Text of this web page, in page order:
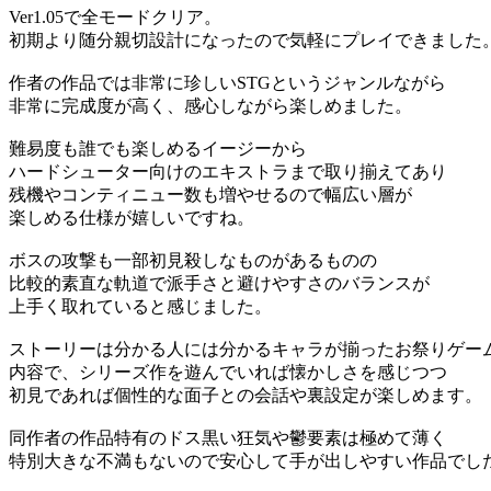
Ver1.05で全モードクリア。
初期より随分親切設計になったので気軽にプレイできました。
作者の作品では非常に珍しいSTGというジャンルながら
非常に完成度が高く、感心しながら楽しめました。
難易度も誰でも楽しめるイージーから
ハードシューター向けのエキストラまで取り揃えてあり
残機やコンティニュー数も増やせるので幅広い層が
楽しめる仕様が嬉しいですね。
ボスの攻撃も一部初見殺しなものがあるものの
比較的素直な軌道で派手さと避けやすさのバランスが
上手く取れていると感じました。
ストーリーは分かる人には分かるキャラが揃ったお祭りゲー
内容で、シリーズ作を遊んでいれば懐かしさを感じつつ
初見であれば個性的な面子との会話や裏設定が楽しめます。
同作者の作品特有のドス黒い狂気や鬱要素は極めて薄く
特別大きな不満もないので安心して手が出しやすい作品でし